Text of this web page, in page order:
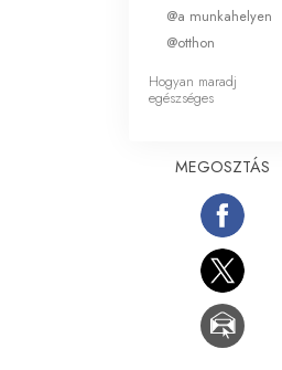
@a munkahelyen
@otthon
Hogyan maradj
egészséges
MEGOSZTÁS